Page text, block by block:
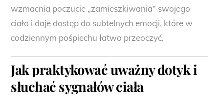
wzmacnia poczucie „zamieszkiwania” swojego
ciała i daje dostęp do subtelnych emocji, które w
codziennym pośpiechu łatwo przeoczyć.
Jak praktykować uważny dotyk i
słuchać sygnałów ciała